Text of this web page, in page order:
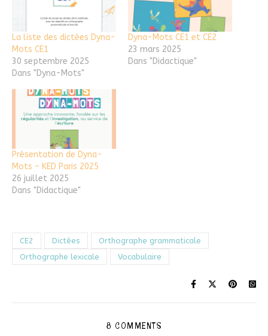
La liste des dictées Dyna-
Mots CE1
30 septembre 2025
Dans "Dyna-Mots"
Dyna-Mots CE1 et CE2
23 mars 2025
Dans "Didactique"
Présentation de Dyna-
Mots – KED Paris 2025
26 juillet 2025
Dans "Didactique"
CE2 Dictées
Orthographe grammaticale
Orthographe lexicale
Vocabulaire
8 COMMENTS